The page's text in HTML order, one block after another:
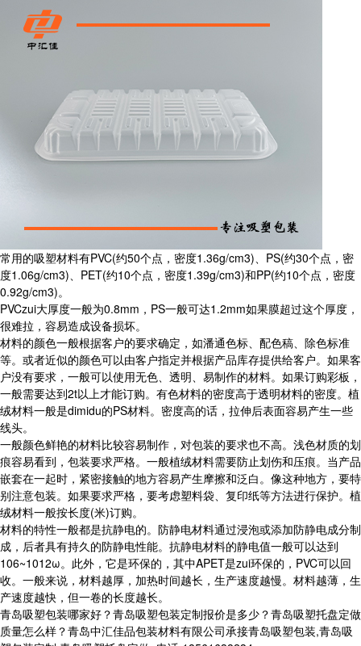
常用的吸塑材料有PVC(约50个点，密度1.36g/cm3)、PS(约30个点，密
度1.06g/cm3)、PET(约10个点，密度1.39g/cm3)和PP(约10个点，密度
0.92g/cm3)。
PVCzui大厚度一般为0.8mm，PS一般可达1.2mm如果膜超过这个厚度，
很难拉，容易造成设备损坏。
材料的颜色一般根据客户的要求确定，如潘通色标、配色稿、除色标准
等。或者近似的颜色可以由客户指定并根据产品库存提供给客户。如果客
户没有要求，一般可以使用无色、透明、易制作的材料。如果订购彩板，
一般需要达到2t以上才能订购。有色材料的密度高于透明材料的密度。植
绒材料一般是dimidu的PS材料。密度高的话，拉伸后表面容易产生一些
线头。
一般颜色鲜艳的材料比较容易制作，对包装的要求也不高。浅色材质的划
痕容易看到，包装要求严格。一般植绒材料需要防止划伤和压痕。当产品
嵌套在一起时，紧密接触的地方容易产生摩擦和泛白。像这种地方，要特
别注意包装。如果要求严格，要考虑塑料袋、复印纸等方法进行保护。植
绒材料一般按长度(米)订购。
材料的特性一般都是抗静电的。防静电材料通过浸泡或添加防静电成分制
成，后者具有持久的防静电性能。抗静电材料的静电值一般可以达到
106~1012ω。此外，它是环保的，其中APET是zui环保的，PVC可以回
收。一般来说，材料越厚，加热时间越长，生产速度越慢。材料越薄，生
产速度越快，但一卷的长度越长。
青岛吸塑包装哪家好？青岛吸塑包装定制报价是多少？青岛吸塑托盘定做
质量怎么样？青岛中汇佳品包装材料有限公司承接青岛吸塑包装,青岛吸